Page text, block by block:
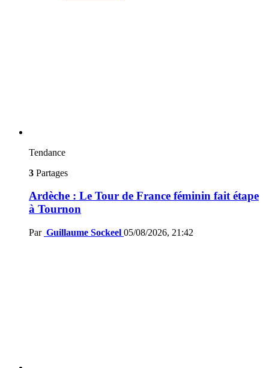
Tendance
3 Partages
Ardèche : Le Tour de France féminin fait étape
à Tournon
Par Guillaume Sockeel 05/08/2026, 21:42